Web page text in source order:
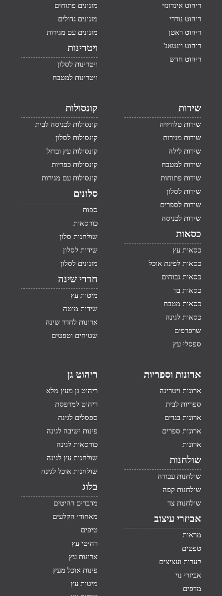
ריהוט אינדונזי
ריהוט נורדי
ריהוט ראטן
ריהוט וינטאג'
ריהוט חדש
מזנונים פתוחים
מזנונים גדולים
מזנונים עם מגירות
ויטרינות
ויטרינות לסלון
ויטרינות למטבח
שידות
שידות טלוויזיה
שידות מגירות
שידות לילה
שידות למטבח
שידות פתוחות
שידות לסלון
שידות לספרים
שידות לכניסה
כסאות
כסאות עץ
כסאות לפינת אוכל
כסאות גבוהים
כסאות בד
כסאות מטבח
כסאות לגינה
שרפרפים
ספסלי עץ
קונסולות
קונסולות לכניסה לבית
קונסולות לסלון
קונסולות עץ וברזל
קונסולות כפריות
קונסולות עם מגירות
סלונים
ספות
כורסאות
שולחנות סלון
שידות לסלון
מזנונים לסלון
חדרי שינה
מיטות עץ
שידות מיטה
ארונות לחדר שינה
שטיחים וטפטים
ארונות וספריות
ארונות ויטרינה
ספריות לבית
ארונות בגדים
ארונות ספרים
ארונות
שולחנות
שולחנות עבודה
שולחנות קפה
שולחנות צד
אביזרי עיצוב
מראות
טפטים
קערות ועציצים
אביזרי נוי
מדפים
ריהוט גן
ריהוט גן מעץ מלא
ריהוט למרפסת
ספסלים לגינה
פינות ישיבה לגינה
כורסאות לגינה
שולחנות עץ לגינה
שולחנות אוכל לגינה
בלוג
מדברים רהיטים
מאחורי הקלעים
טיפים
רהיטי עץ
ארונות עץ
פינות אוכל מעץ
מיטות עץ